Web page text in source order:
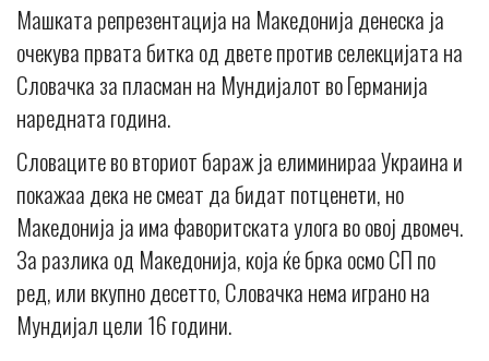
Maшката репрезентација на Македонија денеска ја
очекува првата битка од двете против селекцијата на
Словачка за пласман на Мундијалот во Германија
наредната година.
Словаците во вториот бараж ја елиминираа Украина и
покажаа дека не смеат да бидат потценети, но
Македонија ја има фаворитската улога во овој двомеч.
За разлика од Македонија, која ќе брка осмо СП по
ред, или вкупно десетто, Словачка нема играно на
Мундијал цели 16 години.